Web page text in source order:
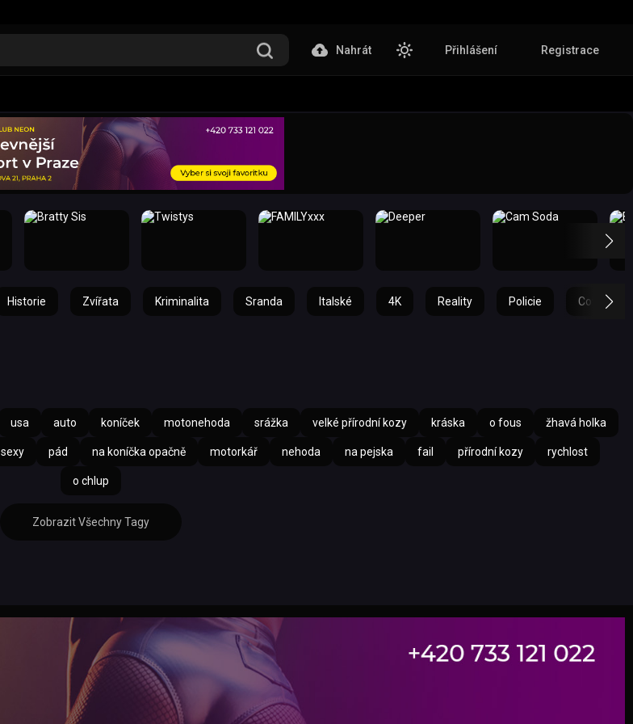
Nahrát Přihlášení Registrace
Historie Zvířata Kriminalita Sranda Italské 4K Reality Policie Cowgirl
usa auto koníček motonehoda srážka velké přírodní kozy kráska o fous žhavá holka
sexy pád na koníčka opačně motorkář nehoda na pejska fail přírodní kozy rychlost
o chlup
Zobrazit Všechny Tagy